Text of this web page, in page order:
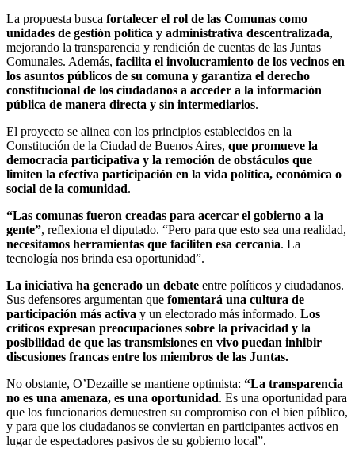
La propuesta busca fortalecer el rol de las Comunas como
unidades de gestión política y administrativa descentralizada,
mejorando la transparencia y rendición de cuentas de las Juntas
Comunales. Además, facilita el involucramiento de los vecinos en
los asuntos públicos de su comuna y garantiza el derecho
constitucional de los ciudadanos a acceder a la información
pública de manera directa y sin intermediarios.
El proyecto se alinea con los principios establecidos en la
Constitución de la Ciudad de Buenos Aires, que promueve la
democracia participativa y la remoción de obstáculos que
limiten la efectiva participación en la vida política, económica o
social de la comunidad.
“Las comunas fueron creadas para acercar el gobierno a la
gente”, reflexiona el diputado. “Pero para que esto sea una realidad,
necesitamos herramientas que faciliten esa cercanía. La
tecnología nos brinda esa oportunidad”.
La iniciativa ha generado un debate entre políticos y ciudadanos.
Sus defensores argumentan que fomentará una cultura de
participación más activa y un electorado más informado. Los
críticos expresan preocupaciones sobre la privacidad y la
posibilidad de que las transmisiones en vivo puedan inhibir
discusiones francas entre los miembros de las Juntas.
No obstante, O’Dezaille se mantiene optimista: “La transparencia
no es una amenaza, es una oportunidad. Es una oportunidad para
que los funcionarios demuestren su compromiso con el bien público,
y para que los ciudadanos se conviertan en participantes activos en
lugar de espectadores pasivos de su gobierno local”.